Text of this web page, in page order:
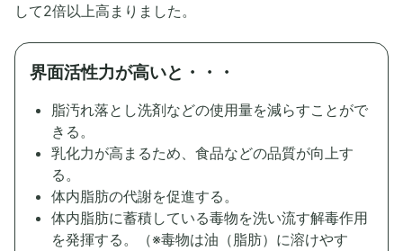
して2倍以上高まりました。
界面活性力が高いと・・・
脂汚れ落とし洗剤などの使用量を減らすことがで
きる。
乳化力が高まるため、食品などの品質が向上す
る。
体内脂肪の代謝を促進する。
体内脂肪に蓄積している毒物を洗い流す解毒作用
を発揮する。（※毒物は油（脂肪）に溶けやす